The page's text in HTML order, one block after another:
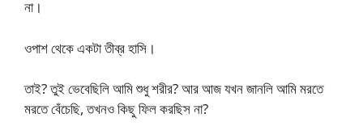
না।
ওপাশ থেকে একটা তীব্র হাসি।
তাই? তুই ভেবেছিলি আমি শুধু শরীর? আর আজ যখন জানলি আমি মরতে
মরতে বেঁচেছি, তখনও কিছু ফিল করছিস না?